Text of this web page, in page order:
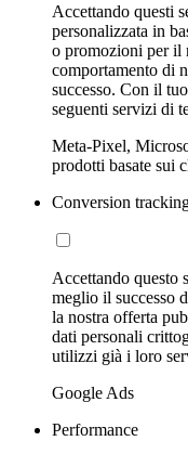
Accettando questi
personalizzata in
o promozioni per il
comportamento di
successo. Con il
seguenti servizi di
Meta-Pixel,
prodotti basate sui
Conversion
Accettando questo
meglio il successo
la nostra offerta
dati personali
utilizzi già i loro
Google Ads
Performance